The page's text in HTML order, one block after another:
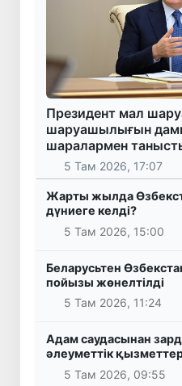
Президент мал
шаруашылығын
шаралармен
5 Там 2026, 17:07
Жарты жылда
дүниеге келді?
5 Там 2026, 15:00
Беларусьтен
пойызы жөнелтілді
5 Там 2026, 11:24
Адам саудасынан
әлеуметтік
5 Там 2026, 09:55